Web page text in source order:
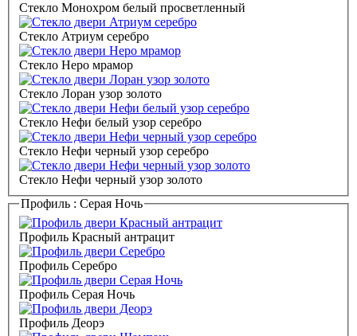
Стекло Монохром белый просветленный
Стекло Атриум серебро
Стекло Неро мрамор
Стекло Лоран узор золото
Стекло Нефи белый узор серебро
Стекло Нефи черный узор серебро
Стекло Нефи черный узор золото
Профиль : Серая Ночь
Профиль Красный антрацит
Профиль Серебро
Профиль Серая Ночь
Профиль Деорэ